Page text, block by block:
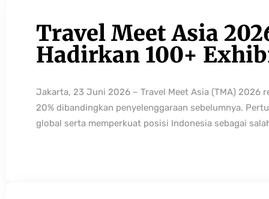
Travel Meet Asia
Hadirkan 100+
Jakarta, 23 Juni 2026 – Travel Meet Asia (TMA) 2026
20% dibandingkan penyelenggaraan sebelumnya.
global serta memperkuat posisi Indonesia sebagai